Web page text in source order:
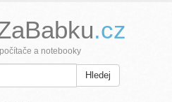
.cz
a notebooky
Hledej